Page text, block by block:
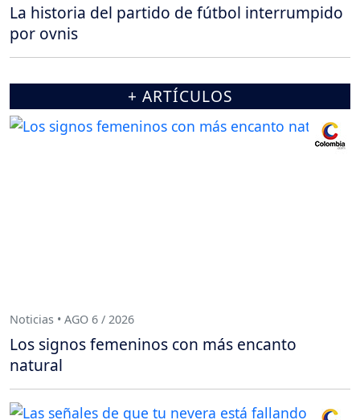
La historia del partido de fútbol interrumpido
por ovnis
+ ARTÍCULOS
Noticias • AGO 6 / 2026
Los signos femeninos con más encanto
natural